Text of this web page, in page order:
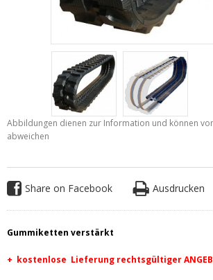
Abbildungen dienen zur Information und können
abweichen
Share on Facebook Ausdrucken
Gummiketten verstärkt
+ kostenlose Lieferung rechtsgültiger